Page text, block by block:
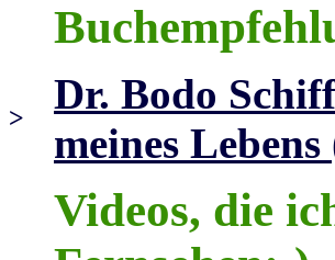
>
Dr. Bodo
meines
Videos, die